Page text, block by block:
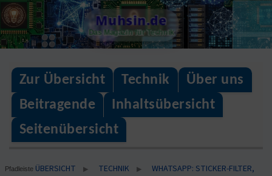
Skip
to
content
Muhsin.de
Das Magazin für Technik
Zur Übersicht Technik
Über uns
Beitragende
Inhaltsübersicht
Seitenübersicht
Pfadleiste ÜBERSICHT ▶ TECHNIK ▶
WHATSAPP: STICKER-FILTER,